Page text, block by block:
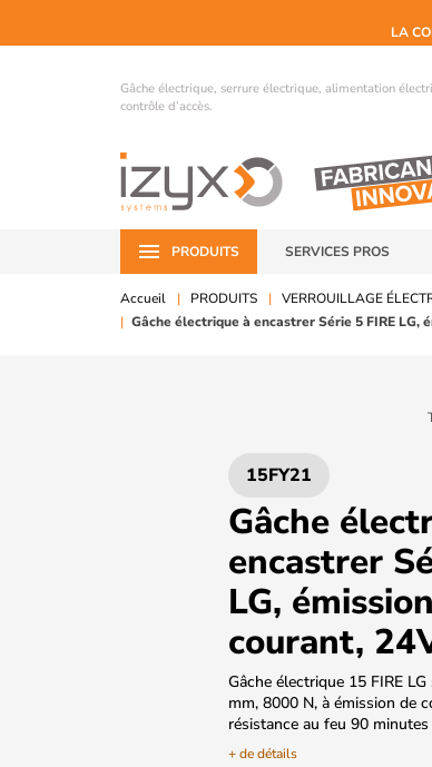
LA
Gâche électrique, serrure électrique, alimentation
contrôle d’accès.
PRODUITS SERVICES PROS
Accueil PRODUITS VERROUILLAGE
Gâche électrique à encastrer Série 5 FIRE LG,
15FY21
Gâche
encastrer
LG,
courant,
Gâche électrique 15 FIRE
mm, 8000 N, à émission de
résistance au feu 90 minutes
+ de détails